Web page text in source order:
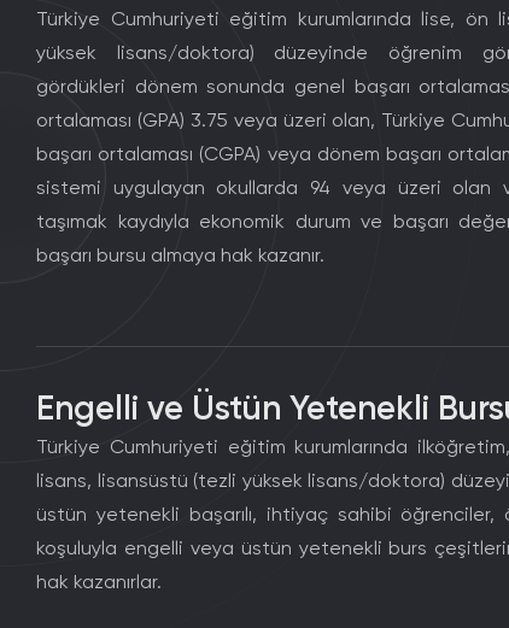
Türkiye Cumhuriyeti eğitim kurumlarında lise, ön
yüksek lisans/doktora) düzeyinde öğrenim
gördükleri dönem sonunda genel başarı
ortalaması (GPA) 3.75 veya üzeri olan, Türkiye
başarı ortalaması (CGPA) veya dönem başarı
sistemi uygulayan okullarda 94 veya üzeri olan
taşımak kaydıyla ekonomik durum ve başarı
başarı bursu almaya hak kazanır.
Engelli ve Üstün Yetenekli
Türkiye Cumhuriyeti eğitim kurumlarında
lisans, lisansüstü (tezli yüksek lisans/doktora)
üstün yetenekli başarılı, ihtiyaç sahibi öğrenciler,
koşuluyla engelli veya üstün yetenekli burs
hak kazanırlar.